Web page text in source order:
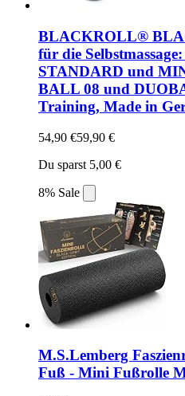
BLACKROLL®
für die
STANDARD und
BALL 08 und
Training, Made in
54,90 €59,90 €
Du sparst 5,00 €
8% Sale
M.S.Lemberg
Fuß - Mini Fußrolle